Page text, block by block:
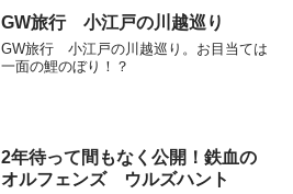
GW旅行 小江戸の川越巡り
GW旅行 小江戸の川越巡り。お目当ては
一面の鯉のぼり！？
2年待って間もなく公開！鉄血の
オルフェンズ ウルズハント